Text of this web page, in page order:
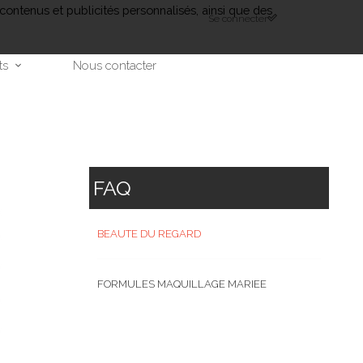
et publicités personnalisés, ainsi que des
Se connecter
Nous contacter
FAQ
BEAUTE DU REGARD
FORMULES MAQUILLAGE MARIEE